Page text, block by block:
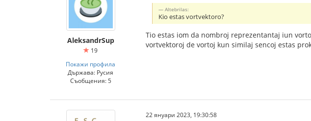
AleksandrSup
19
Покажи профила
Държава: Русия
Съобщения: 5
Altebrilas:
Kio estas vortvektoro?
Tio estas iom da nombroj reprezentantaj iun
vortvektoroj de vortoj kun similaj sencoj estas
22 януари 2023, 19:30:58